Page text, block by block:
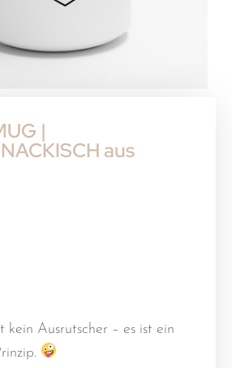
|
aus
kein Ausrutscher – es ist ein